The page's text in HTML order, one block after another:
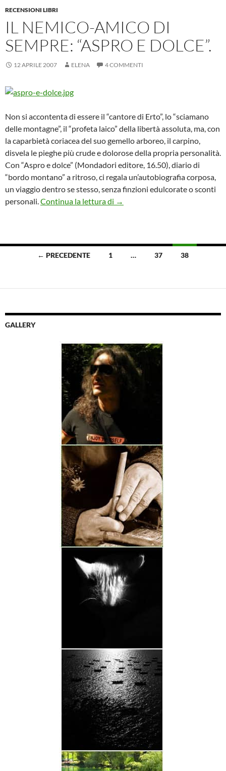
RECENSIONI LIBRI
IL NEMICO-AMICO DI
SEMPRE: “ASPRO E DOLCE”.
12 APRILE 2007 ELENA 4 COMMENTI
Non si accontenta di essere il “cantore di Erto”, lo “sciamano
delle montagne”, il “profeta laico” della libertà assoluta, ma, con
la caparbietà coriacea del suo gemello arboreo, il carpino,
disvela le pieghe più crude e dolorose della propria personalità.
Con “Aspro e dolce” (Mondadori editore, 16.50), diario di
“bordo montano” a ritroso, ci regala un’autobiografia corposa,
un viaggio dentro se stesso, senza finzioni edulcorate o sconti
personali.Continua la lettura di Il nemico-amico di sempre:
→
Navigazione
← PRECEDENTE 1 … 37 38
GALLERY